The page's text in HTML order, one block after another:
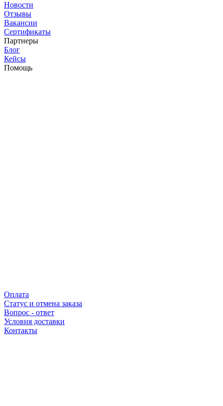
Новости
Отзывы
Вакансии
Сертификаты
Партнеры
Блог
Кейсы
Помощь
Оплата
Статус и отмена заказа
Вопрос - ответ
Условия доставки
Контакты